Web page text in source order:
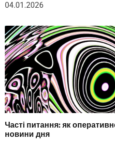
04.01.2026
Часті питання: як
новини дня